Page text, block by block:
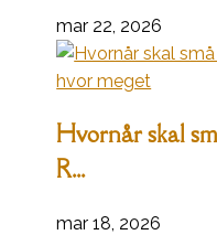
mar 22, 2026
Hvornår skal
R...
mar 18, 2026